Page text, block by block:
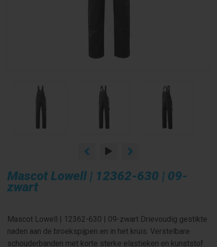
Mascot Lowell | 12362-630 | 09-
zwart
Mascot Lowell | 12362-630 | 09-zwart Drievoudig gestikte
naden aan de broekspijpen en in het kruis. Verstelbare
schouderbanden met korte sterke elastieken en kunststof